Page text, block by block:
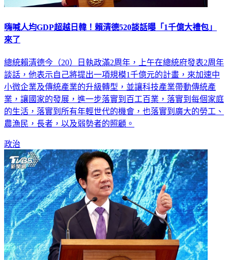
嗨喊人均GDP超越日韓！賴清德520談話曝「1千億大禮包」
來了
總統賴清德今（20）日執政滿2周年，上午在總統府發表2周年
談話，他表示自己將提出一項規模1千億元的計畫，來加速中
小微企業及傳統產業的升級轉型，並讓科技產業帶動傳統產
業，讓國家的發展，進一步落實到百工百業，落實到每個家庭
的生活，落實到所有年輕世代的機會，也落實到廣大的勞工、
農漁民，長者，以及弱勢者的照顧。
政治